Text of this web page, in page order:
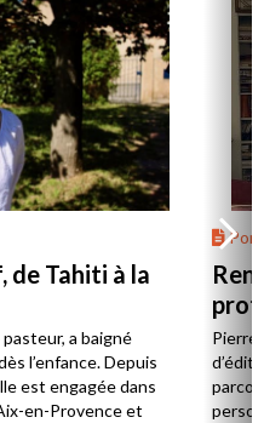
de Tahiti à la
a baigné
l’enfance. Depuis
est engagée dans
en-Provence et